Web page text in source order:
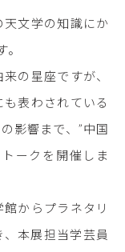
文学の知識にか
の星座ですが、
表わされている
影響まで、”中国
ークを開催しま
からプラネタリ
本展担当学芸員